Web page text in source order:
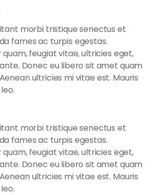
morbi tristique senectus et
fames ac turpis egestas.
feugiat vitae, ultricies eget,
Donec eu libero sit amet quam
ultricies mi vitae est. Mauris
morbi tristique senectus et
fames ac turpis egestas.
feugiat vitae, ultricies eget,
Donec eu libero sit amet quam
ultricies mi vitae est. Mauris